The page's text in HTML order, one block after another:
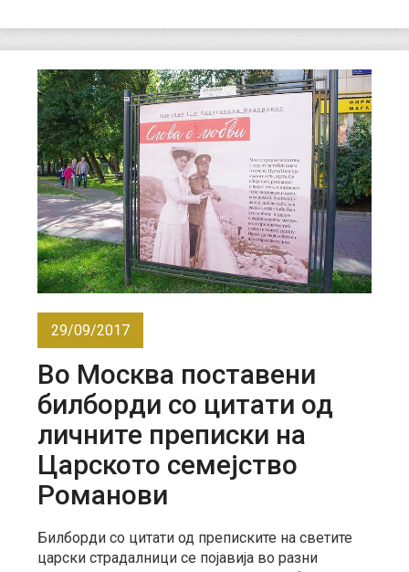
29/09/2017
Во Москва поставени
билборди со цитати од
личните преписки на
Царското семејство
Романови
Билборди со цитати од преписките на светите
царски страдалници се појавија во разни